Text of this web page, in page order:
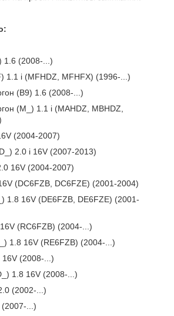
1.6 (2008-...)
1.1 i (MFHDZ, MFHFX) (1996-...)
(B9) 1.6 (2008-...)
(M_) 1.1 i (MAHDZ, MBHDZ,
(2004-2007)
2.0 i 16V (2007-2013)
16V (2004-2007)
(DC6FZB, DC6FZE) (2001-2004)
1.8 16V (DE6FZB, DE6FZE) (2001-
(RC6FZB) (2004-...)
1.8 16V (RE6FZB) (2004-...)
(2008-...)
1.8 16V (2008-...)
(2002-...)
(2007-...)